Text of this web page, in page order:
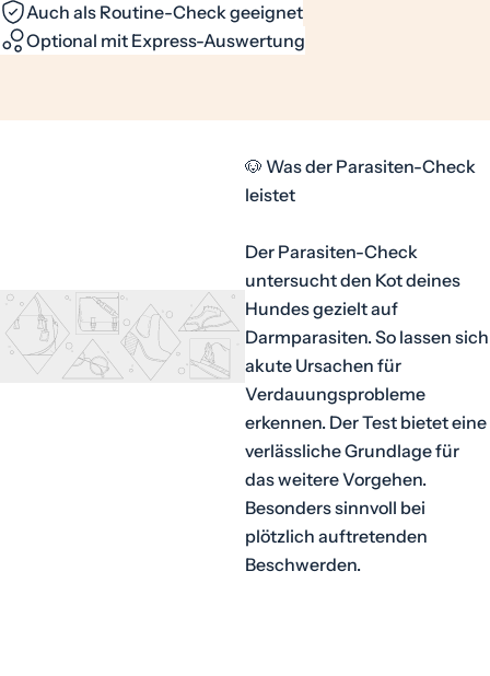
Auch als Routine-Check geeignet
Optional mit Express-Auswertung
🐶 Was der Parasiten-Check
leistet
Der Parasiten-Check
untersucht den Kot deines
Hundes gezielt auf
Darmparasiten. So lassen sich
akute Ursachen für
Verdauungsprobleme
erkennen. Der Test bietet eine
verlässliche Grundlage für
das weitere Vorgehen.
Besonders sinnvoll bei
plötzlich auftretenden
Beschwerden.